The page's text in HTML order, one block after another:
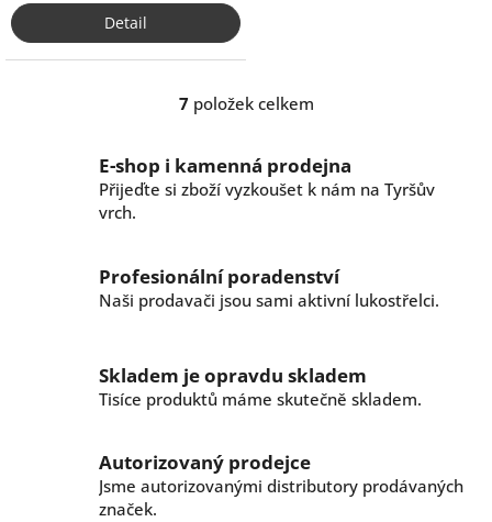
Detail
O
á
d
p
r
v
ý
s
u
7 položek celkem
E-shop i kamenná prodejna
Přijeďte si zboží vyzkoušet k nám na Tyršův
vrch.
Profesionální poradenství
Naši prodavači jsou sami aktivní lukostřelci.
Skladem je opravdu skladem
Tisíce produktů máme skutečně skladem.
Autorizovaný prodejce
Jsme autorizovanými distributory prodávaných
značek.